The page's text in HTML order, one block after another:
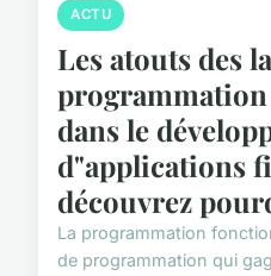
ACTU
Les atouts des
dans le
d"applications
découvrez
La programmation
de programmation qui